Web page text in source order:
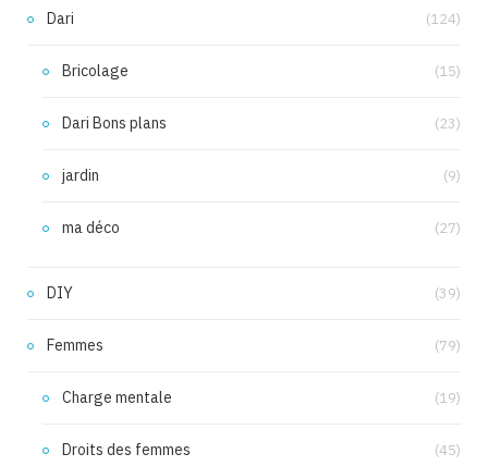
Dari (124)
Bricolage (15)
Dari Bons plans (23)
jardin (9)
ma déco (27)
DIY (39)
Femmes (79)
Charge mentale (19)
Droits des femmes (45)